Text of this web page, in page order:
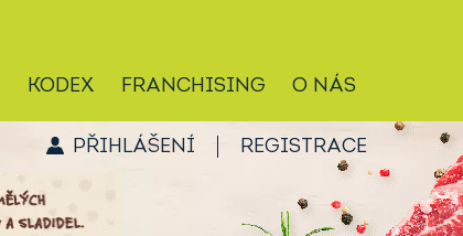
KODEX FRANCHISING O NÁS
PŘIHLÁŠENÍ REGISTRACE